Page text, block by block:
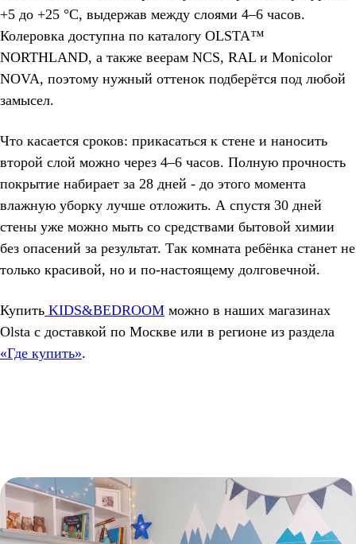
+5 до +25 °С, выдержав между слоями 4–6 часов.
Колеровка доступна по каталогу OLSTA™
NORTHLAND, а также веерам NCS, RAL и Monicolor
NOVA, поэтому нужный оттенок подберётся под любой
замысел.
Что касается сроков: прикасаться к стене и наносить
второй слой можно через 4–6 часов. Полную прочность
покрытие набирает за 28 дней - до этого момента
влажную уборку лучше отложить. А спустя 30 дней
стены уже можно мыть со средствами бытовой химии
без опасений за результат. Так комната ребёнка станет не
только красивой, но и по-настоящему долговечной.
Купить KIDS&BEDROOM можно в наших магазинах
Olsta с доставкой по Москве или в регионе из раздела
«Где купить».